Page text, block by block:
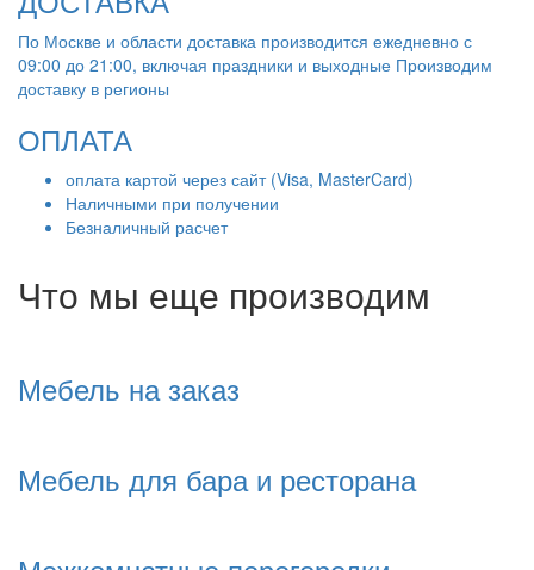
По Москве и области доставка производится ежедневно с
09:00 до 21:00, включая праздники и выходные Производим
доставку в регионы
ОПЛАТА
оплата картой через сайт (Visa, MasterCard)
Наличными при получении
Безналичный расчет
Что мы еще производим
Мебель на заказ
Мебель для бара и ресторана